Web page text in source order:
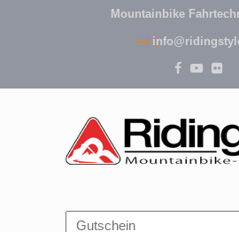
Mountainbike
Navigation